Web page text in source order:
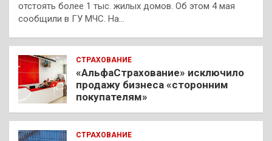
отстоять более 1 тыс. жилых домов. Об этом 4 мая
сообщили в ГУ МЧС. На…
СТРАХОВАНИЕ
«АльфаСтрахование» исключило
продажу бизнеса «сторонним
покупателям»
СТРАХОВАНИЕ